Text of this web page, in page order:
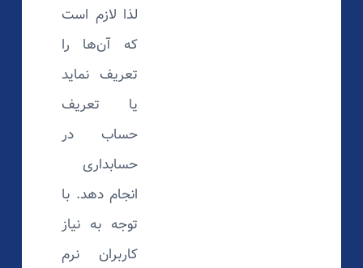
لذا لازم است
که آن‌ها را
تعریف نماید
یا تعریف
حساب در
حسابداری
انجام دهد. با
توجه به نیاز
کاربران نرم